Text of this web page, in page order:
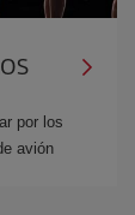
por los
avión